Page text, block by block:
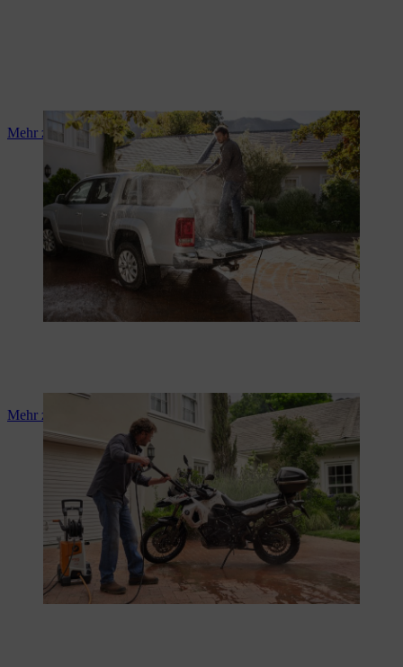
Mehr zu Auto waschen
Mehr zu Motorrad waschen